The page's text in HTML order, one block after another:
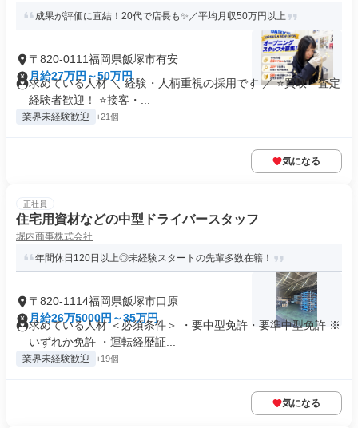
成果が評価に直結！20代で店長も✨／平均月収50万円以上
〒820-0111福岡県飯塚市有安
月給27万円～50万円
求めている人材 ＼ 経験・人柄重視の採用です ／ ⭐買取・査定
経験者歓迎！ ⭐接客・...
業界未経験歓迎 +21個
気になる
正社員
住宅用資材などの中型ドライバースタッフ
堀内商事株式会社
年間休日120日以上◎未経験スタートの先輩多数在籍！
〒820-1114福岡県飯塚市口原
月給26万5000円～35万円
求めている人材 ＜必須条件＞ ・要中型免許・要準中型免許 ※
いずれか免許 ・運転経歴証...
業界未経験歓迎 +19個
気になる